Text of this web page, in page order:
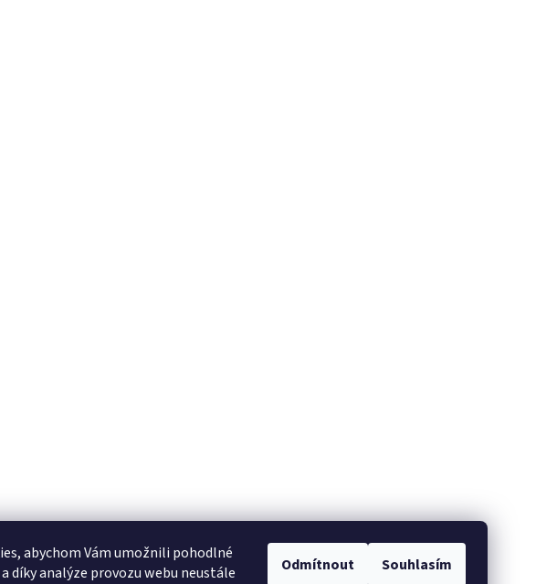
abychom Vám umožnili pohodlné
díky analýze provozu webu neustále
Odmítnout Souhlasím